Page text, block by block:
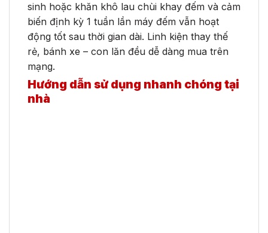
sinh hoặc khăn khô lau chùi khay đếm và cảm
biến định kỳ 1 tuần lần máy đếm vẫn hoạt
động tốt sau thời gian dài. Linh kiện thay thế
rẻ, bánh xe – con lăn đều dễ dàng mua trên
mạng.
Hướng dẫn sử dụng nhanh chóng tại
nhà